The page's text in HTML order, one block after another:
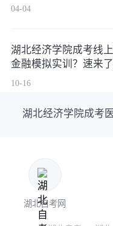
04-04
湖北经济学院成考线
金融模拟实训？速来了
10-16
湖北经济学院成考
湖北自考网